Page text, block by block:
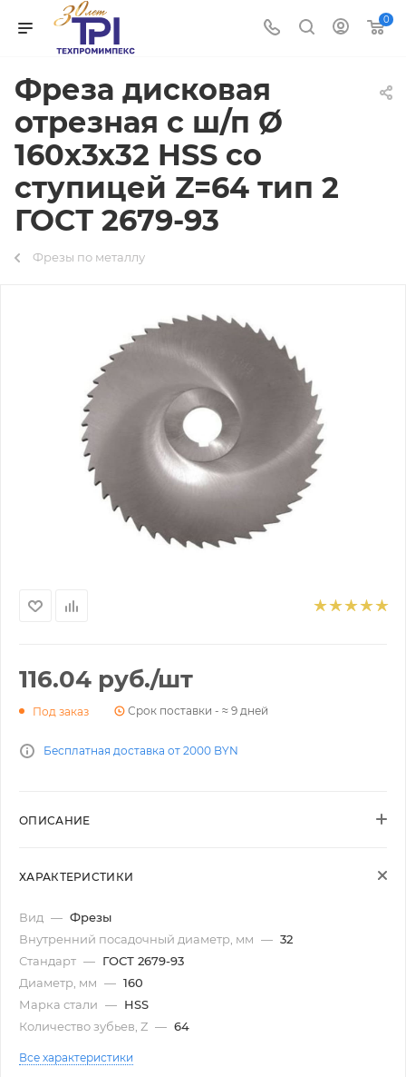
0
Фреза дисковая
отрезная с ш/п Ø
160х3х32 HSS со
ступицей Z=64 тип 2
ГОСТ 2679-93
Фрезы по металлу
116.04 руб./шт
Под заказ Срок поставки - ≈ 9 дней
Бесплатная доставка от 2000 BYN
ОПИСАНИЕ
ХАРАКТЕРИСТИКИ
Вид — Фрезы
Внутренний посадочный диаметр, мм — 32
Стандарт — ГОСТ 2679-93
Диаметр, мм — 160
Марка стали — HSS
Количество зубьев, Z — 64
Все характеристики